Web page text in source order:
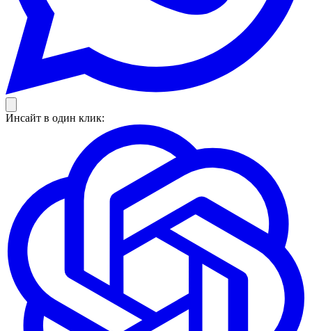
Инсайт в один клик: